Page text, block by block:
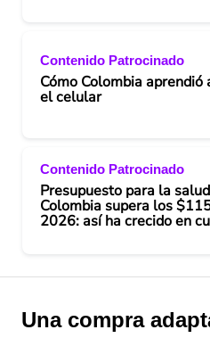
Contenido Patrocinado
Cómo Colombia aprendió
el celular
Contenido Patrocinado
Presupuesto para la
Colombia supera los
2026: así ha crecido en
Una compra